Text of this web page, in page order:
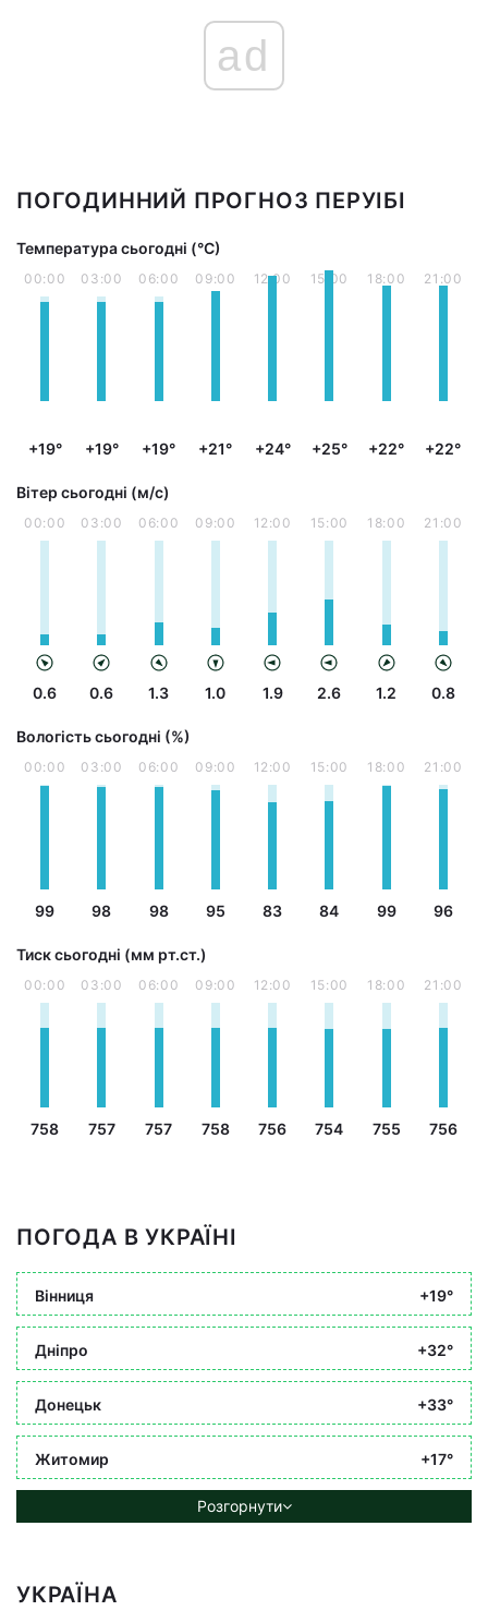
ad
ПОГОДИННИЙ ПРОГНОЗ ПЕРУІБІ
Температура сьогодні (°С)
00:00
+19°
03:00
+19°
06:00
+19°
09:00
+21°
12:00
+24°
15:00
+25°
18:00
+22°
21:00
+22°
Вітер сьогодні (м/с)
00:00
0.6
03:00
0.6
06:00
1.3
09:00
1.0
12:00
1.9
15:00
2.6
18:00
1.2
21:00
0.8
Вологість сьогодні (%)
00:00
99
03:00
98
06:00
98
09:00
95
12:00
83
15:00
84
18:00
99
21:00
96
Тиск сьогодні (мм рт.ст.)
00:00
758
03:00
757
06:00
757
09:00
758
12:00
756
15:00
754
18:00
755
21:00
756
ПОГОДА В УКРАЇНІ
Вінниця +19°
Дніпро +32°
Донецьк +33°
Житомир +17°
Розгорнути
УКРАЇНА